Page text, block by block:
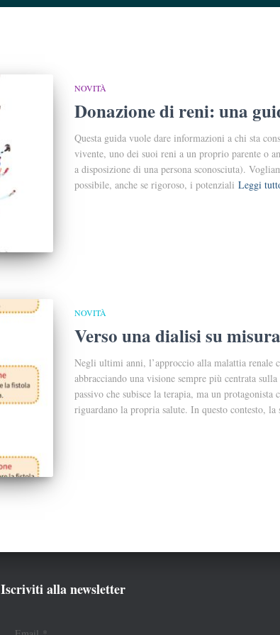
NOVITÀ
Donazione di reni: una
Questa guida vuole dare informazioni a chi sta
vivente, uno dei suoi reni a un proprio paren­te o
a disposizione di una persona sconosciuta).
possibile, anche se rigoroso, i potenziali Leggi
NOVITÀ
Verso una dialisi su misura
Negli ultimi anni, l’approccio alla malattia renale
abbracciando una visione sempre più centrata
passivo che subisce la terapia, ma un
riguardano la propria salute. In questo contesto, la
Iscriviti alla newsletter